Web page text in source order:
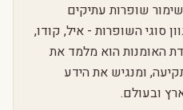
שופרות עתיקים
סוגי השופרות - איל, קודו,
האומנות הוא מלמד את
ומנגיש את הידע
ובעולם.